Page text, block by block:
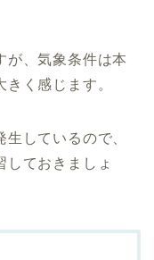
が、気象条件は本
く感じます。
しているので、
しておきましょ